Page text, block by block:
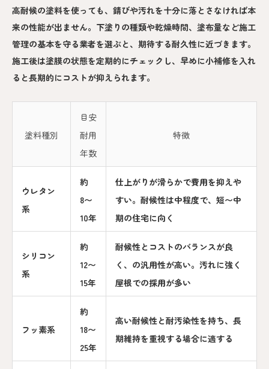
高耐候の塗料を使っても、錆びや汚れを十分に落とさなければ本
来の性能が出ません。下塗りの種類や乾燥時間、塗布量など施工
管理の基本を守る業者を選ぶと、期待する耐久性に近づきます。
施工後は塗膜の状態を定期的にチェックし、早めに小補修を入れ
ると長期的にコストが抑えられます。
塗料種別
目安
耐用
年数
特徴
ウレタン
系
約
8〜
10年
仕上がりが滑らかで費用を抑えや
すい。耐候性は中程度で、短〜中
期の住宅に向く
シリコン
系
約
12〜
15年
耐候性とコストのバランスが良
く、の汎用性が高い。汚れに強く
屋根での採用が多い
フッ素系
約
18〜
25年
高い耐候性と耐汚染性を持ち、長
期維持を重視する場合に適する